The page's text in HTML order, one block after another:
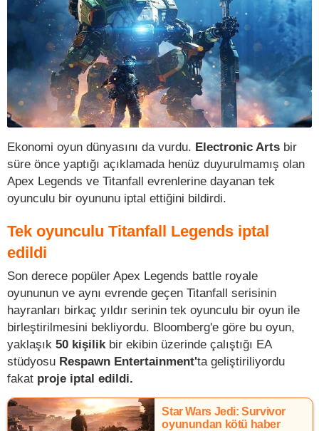
Ekonomi oyun dünyasını da vurdu. Electronic Arts bir
süre önce yaptığı açıklamada henüz duyurulmamış olan
Apex Legends ve Titanfall evrenlerine dayanan tek
oyunculu bir oyununu iptal ettiğini bildirdi.
Tek oyunculu Titanfall Legends iptal
edildi
Son derece popüler Apex Legends battle royale
oyununun ve aynı evrende geçen Titanfall serisinin
hayranları birkaç yıldır serinin tek oyunculu bir oyun ile
birleştirilmesini bekliyordu. Bloomberg'e göre bu oyun,
yaklaşık 50 kişilik bir ekibin üzerinde çalıştığı EA
stüdyosu Respawn Entertainment'ta geliştiriliyordu
fakat proje iptal edildi.
Star Wars Jedi: Survivor
oyunundan kötü haber